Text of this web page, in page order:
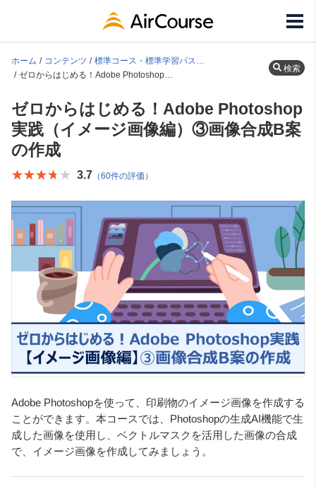
ホーム コンテンツ
標準コース・標準学習パス一覧
ゼロからはじめる！Adobe Photoshop実践（イメージ画像編）③画像合成B案の作成
検索
ゼロからはじめる！Adobe Photoshop
実践（イメージ画像編）③画像合成B案
の作成
★★★★★
★★★★★ 3.7 （60件の評価）
Adobe Photoshopを使って、印刷物のイメージ画像を作成する
ことができます。本コースでは、Photoshopの生成AI機能で生
成した画像を使用し、ベクトルマスクを活用した画像の合成
で、イメージ画像を作成してみましょう。